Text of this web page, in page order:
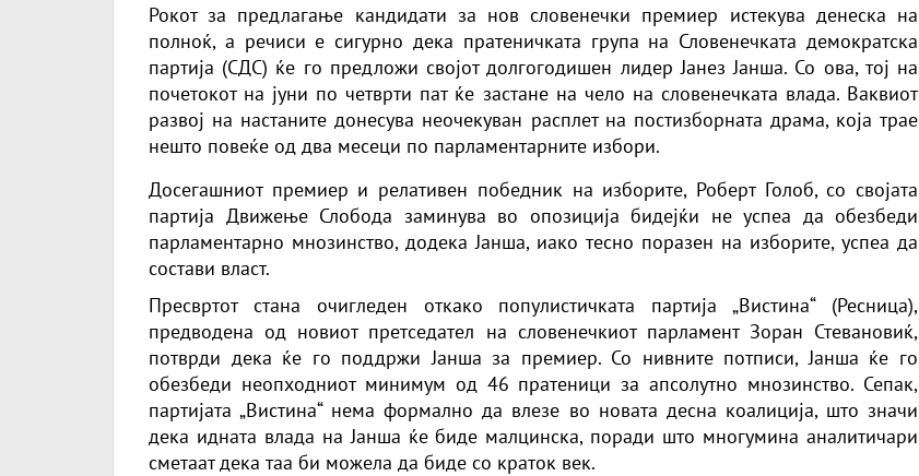
Рокот за предлагање кандидати за нов словенечки премиер истекува денеска на
полноќ, а речиси е сигурно дека пратеничката група на Словенечката демократска
партија (СДС) ќе го предложи својот долгогодишен лидер Јанез Јанша. Со ова, тој на
почетокот на јуни по четврти пат ќе застане на чело на словенечката влада. Ваквиот
развој на настаните донесува неочекуван расплет на постизборната драма, која трае
нешто повеќе од два месеци по парламентарните избори.
Досегашниот премиер и релативен победник на изборите, Роберт Голоб, со својата
партија Движење Слобода заминува во опозиција бидејќи не успеа да обезбеди
парламентарно мнозинство, додека Јанша, иако тесно поразен на изборите, успеа да
состави власт.
Пресвртот стана очигледен откако популистичката партија „Вистина“ (Ресница),
предводена од новиот претседател на словенечкиот парламент Зоран Стевановиќ,
потврди дека ќе го поддржи Јанша за премиер. Со нивните потписи, Јанша ќе го
обезбеди неопходниот минимум од 46 пратеници за апсолутно мнозинство. Сепак,
партијата „Вистина“ нема формално да влезе во новата десна коалиција, што значи
дека идната влада на Јанша ќе биде малцинска, поради што многумина аналитичари
сметаат дека таа би можела да биде со краток век.